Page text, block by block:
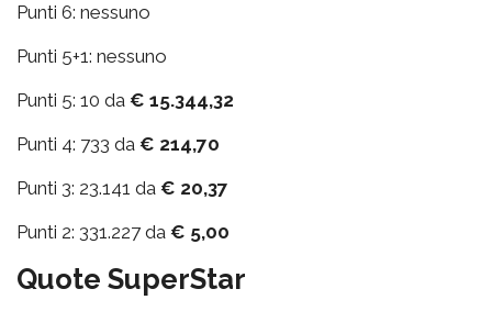
Punti 6: nessuno
Punti 5+1: nessuno
Punti 5: 10 da € 15.344,32
Punti 4: 733 da € 214,70
Punti 3: 23.141 da € 20,37
Punti 2: 331.227 da € 5,00
Quote SuperStar